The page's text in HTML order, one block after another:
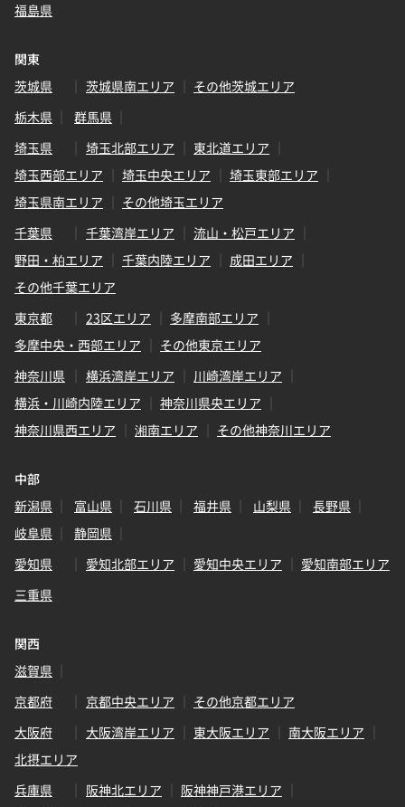
福島県
関東
茨城県
茨城県南エリア
その他茨城エリア
栃木県
群馬県
埼玉県
埼玉北部エリア
東北道エリア
埼玉西部エリア
埼玉中央エリア
埼玉東部エリア
埼玉県南エリア
その他埼玉エリア
千葉県
千葉湾岸エリア
流山・松戸エリア
野田・柏エリア
千葉内陸エリア
成田エリア
その他千葉エリア
東京都
23区エリア
多摩南部エリア
多摩中央・西部エリア
その他東京エリア
神奈川県
横浜湾岸エリア
川崎湾岸エリア
横浜・川崎内陸エリア
神奈川県央エリア
神奈川県西エリア
湘南エリア その他神奈川エリア
中部
新潟県
富山県 石川県 福井県 山梨県
長野県
岐阜県
静岡県
愛知県
愛知北部エリア 愛知中央エリア
愛知南部エリア
三重県
関西
滋賀県
京都府
京都中央エリア
その他京都エリア
大阪府
大阪湾岸エリア 東大阪エリア
南大阪エリア
北摂エリア
兵庫県
阪神北エリア
阪神神戸港エリア